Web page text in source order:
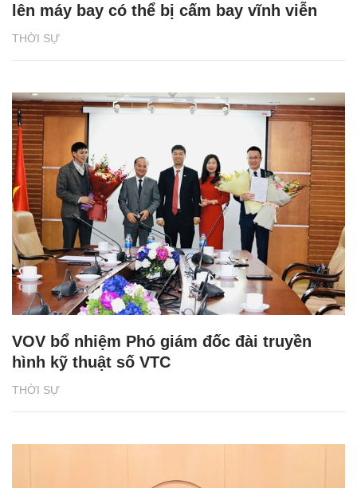
THỜI SỰ
lên máy bay có thể bị cấm bay vĩnh viễn
THỜI SỰ
VOV bổ nhiệm Phó giám đốc đài truyền
hình kỹ thuật số VTC